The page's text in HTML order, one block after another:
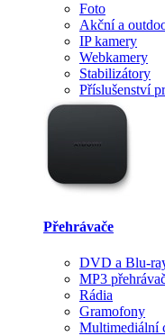
Foto
Akční a
IP kamery
Webkamery
Stabilizátory
Příslušenství
Přehrávače
DVD a Blu-
MP3
Rádia
Gramofony
Multimediální